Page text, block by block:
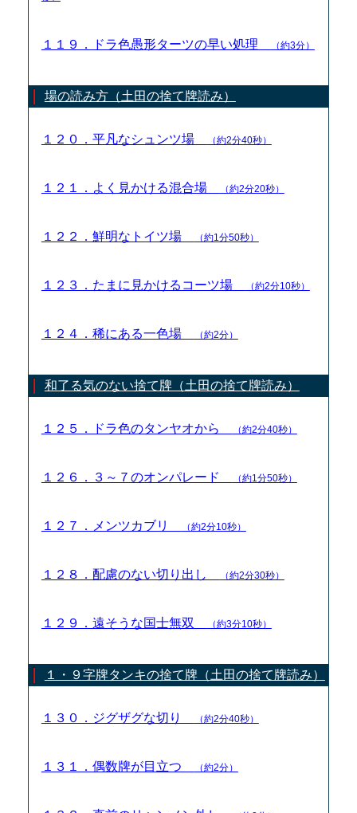
１１９．ドラ色愚形ターツの早い処理 （約3分）
場の読み方（土田の捨て牌読み）
１２０．平凡なシュンツ場 （約2分40秒）
１２１．よく見かける混合場 （約2分20秒）
１２２．鮮明なトイツ場 （約1分50秒）
１２３．たまに見かけるコーツ場 （約2分10秒）
１２４．稀にある一色場 （約2分）
和了る気のない捨て牌（土田の捨て牌読み）
１２５．ドラ色のタンヤオから （約2分40秒）
１２６．３～７のオンパレード （約1分50秒）
１２７．メンツカブリ （約2分10秒）
１２８．配慮のない切り出し （約2分30秒）
１２９．遠そうな国士無双 （約3分10秒）
１・９字牌タンキの捨て牌（土田の捨て牌読み）
１３０．ジグザグな切り （約2分40秒）
１３１．偶数牌が目立つ （約2分）